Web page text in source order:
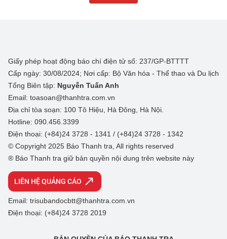
Giấy phép hoạt động báo chí điện tử số: 237/GP-BTTTT
Cấp ngày: 30/08/2024; Nơi cấp: Bộ Văn hóa - Thể thao và Du lịch
Tổng Biên tập: Nguyễn Tuấn Anh
Email: toasoan@thanhtra.com.vn
Địa chỉ tòa soạn: 100 Tô Hiệu, Hà Đông, Hà Nội.
Hotline: 090.456.3399
Điện thoại: (+84)24 3728 - 1341 / (+84)24 3728 - 1342
© Copyright 2025 Báo Thanh tra, All rights reserved
® Báo Thanh tra giữ bản quyền nội dung trên website này
LIÊN HỆ QUẢNG CÁO
Email: trisubandocbtt@thanhtra.com.vn
Điện thoại: (+84)24 3728 2019